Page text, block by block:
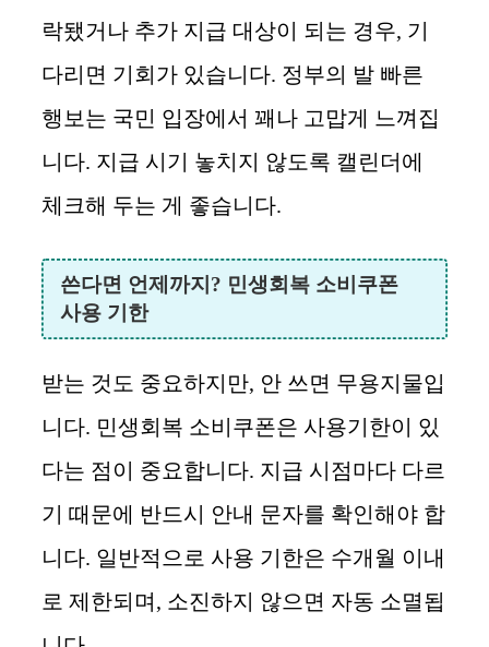
락됐거나 추가 지급 대상이 되는 경우, 기
다리면 기회가 있습니다. 정부의 발 빠른
행보는 국민 입장에서 꽤나 고맙게 느껴집
니다. 지급 시기 놓치지 않도록 캘린더에
체크해 두는 게 좋습니다.
쓴다면 언제까지? 민생회복 소비쿠폰
사용 기한
받는 것도 중요하지만, 안 쓰면 무용지물입
니다. 민생회복 소비쿠폰은 사용기한이 있
다는 점이 중요합니다. 지급 시점마다 다르
기 때문에 반드시 안내 문자를 확인해야 합
니다. 일반적으로 사용 기한은 수개월 이내
로 제한되며, 소진하지 않으면 자동 소멸됩